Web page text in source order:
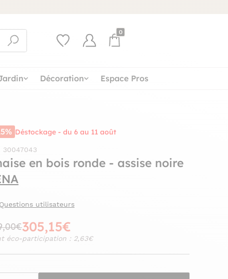
0
Décoration Espace Pros
Déstockage - du 6 au 11 août
30047043
en bois ronde - assise noire
Questions utilisateurs
305,15€
éco-participation : 2,63€